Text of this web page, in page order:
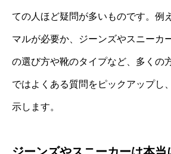
ての人ほど疑問が多いものです。例
マルが必要か、ジーンズやスニーカ
の選び方や靴のタイプなど、多くの
ではよくある質問をピックアップし
示します。